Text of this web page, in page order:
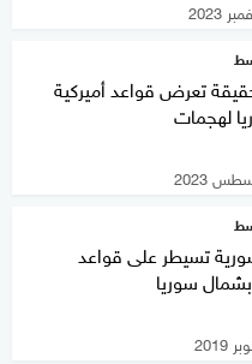
تعرض قواعد أميركية
لهجمات
تسيطر على قواعد
سوريا